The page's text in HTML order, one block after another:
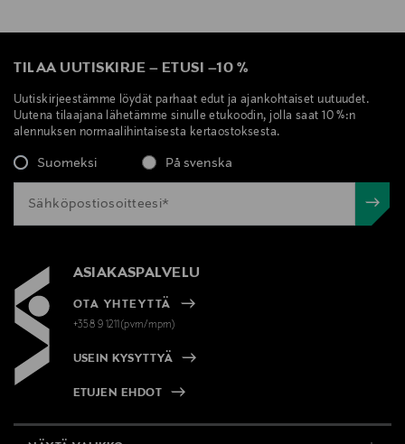
TILAA UUTISKIRJE – ETUSI –10 %
Uutiskirjeestämme löydät parhaat edut ja ajankohtaiset uutuudet.
Uutena tilaajana lähetämme sinulle etukoodin, jolla saat 10 %:n
alennuksen normaalihintaisesta kertaostoksesta.
Suomeksi På svenska
ASIAKASPALVELU
OTA YHTEYTTÄ
+358 9 1211(pvm/mpm)
USEIN KYSYTTYÄ
ETUJEN EHDOT